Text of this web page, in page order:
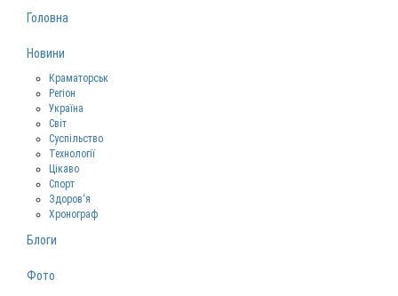
Головна
Новини
Краматорськ
Регіон
Україна
Світ
Суспільство
Технології
Цікаво
Спорт
Здоров‘я
Хронограф
Блоги
Фото